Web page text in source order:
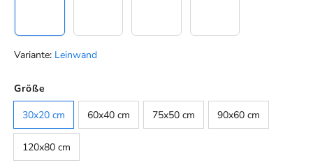
Variante: Leinwand
Farbe
Default
Größe
30x20 cm
60x40 cm 75x50 cm 90x60 cm
120x80 cm